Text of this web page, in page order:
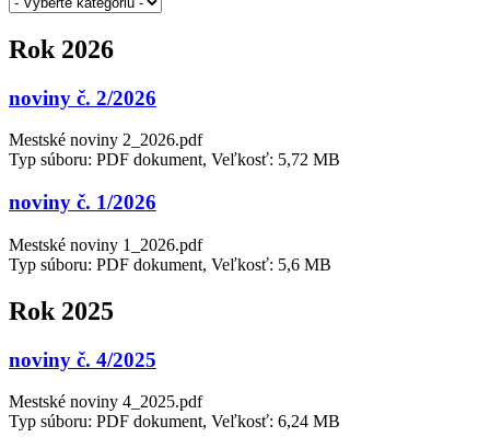
Rok 2026
noviny č. 2/2026
Mestské noviny 2_2026.pdf
Typ súboru: PDF dokument, Veľkosť: 5,72 MB
noviny č. 1/2026
Mestské noviny 1_2026.pdf
Typ súboru: PDF dokument, Veľkosť: 5,6 MB
Rok 2025
noviny č. 4/2025
Mestské noviny 4_2025.pdf
Typ súboru: PDF dokument, Veľkosť: 6,24 MB